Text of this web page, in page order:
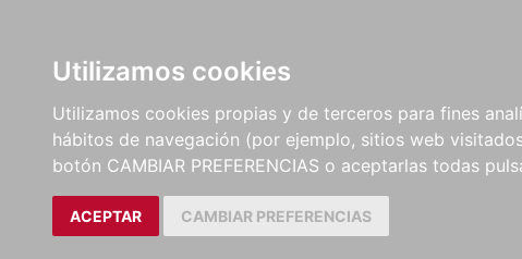
Utilizamos cookies
Utilizamos cookies propias y de terceros para fines
hábitos de navegación (por ejemplo, sitios web
botón CAMBIAR PREFERENCIAS o aceptarlas todas
ACEPTAR CAMBIAR PREFERENCIAS
LIBROS
MÉTODOS Y
EJERCICIOS
PARTITURAS Y EDICIONES
CRÍTICAS